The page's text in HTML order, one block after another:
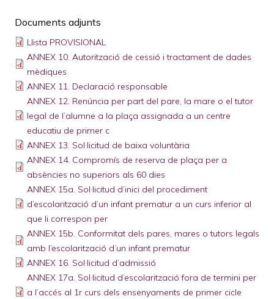
Documents adjunts
Llista PROVISIONAL
ANNEX 10. Autorització de cessió i tractament de dades
mèdiques
ANNEX 11. Declaració responsable
ANNEX 12. Renúncia per part del pare, la mare o el tutor
legal de l’alumne a la plaça assignada a un centre
educatiu de primer c
ANNEX 13. Sol·licitud de baixa voluntària
ANNEX 14. Compromís de reserva de plaça per a
absències no superiors als 60 dies
ANNEX 15a. Sol·licitud d’inici del procediment
d’escolarització d’un infant prematur a un curs inferior al
que li correspon per
ANNEX 15b. Conformitat dels pares, mares o tutors legals
amb l’escolarització d’un infant prematur
ANNEX 16. Sol·licitud d’admissió
ANNEX 17a. Sol·licitud d’escolarització fora de termini per
a l’accés al 1r curs dels ensenyaments de primer cicle